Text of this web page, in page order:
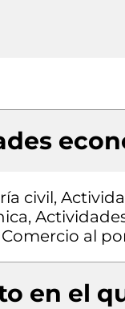
civil,
al
en el